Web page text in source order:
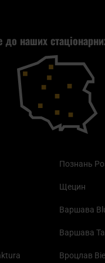
до наших
Познань
Щецин
Варшава
Варшава
Вроцлав
таке?
від смогу?
мішки на осінь